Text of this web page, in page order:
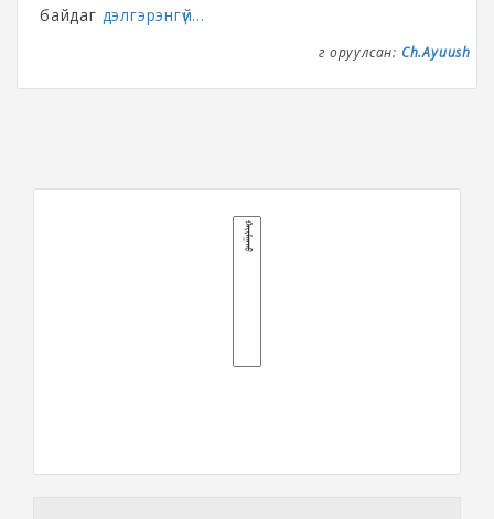
байдаг дэлгэрэнгүй...
Үг оруулсан: Ch.Ayuush